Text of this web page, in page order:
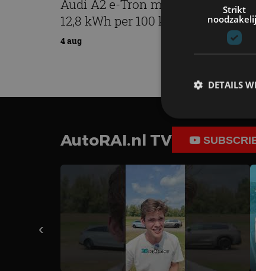
Audi A2 e-Tron mikt op verbruik
12,8 kWh per 100 kilometer
4 aug
AutoRAI.nl TV
‹
Strikt
DETAILS
Strikt
accountbeheer.